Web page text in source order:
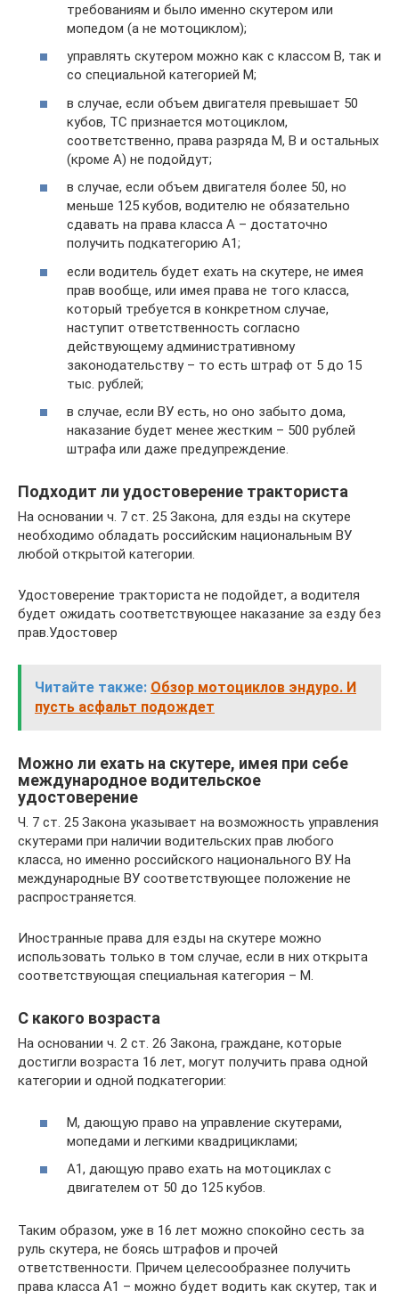
требованиям и было именно скутером или
мопедом (а не мотоциклом);
управлять скутером можно как с классом B, так и
со специальной категорией M;
в случае, если объем двигателя превышает 50
кубов, ТС признается мотоциклом,
соответственно, права разряда M, B и остальных
(кроме A) не подойдут;
в случае, если объем двигателя более 50, но
меньше 125 кубов, водителю не обязательно
сдавать на права класса A – достаточно
получить подкатегорию A1;
если водитель будет ехать на скутере, не имея
прав вообще, или имея права не того класса,
который требуется в конкретном случае,
наступит ответственность согласно
действующему административному
законодательству – то есть штраф от 5 до 15
тыс. рублей;
в случае, если ВУ есть, но оно забыто дома,
наказание будет менее жестким – 500 рублей
штрафа или даже предупреждение.
Подходит ли удостоверение тракториста
На основании ч. 7 ст. 25 Закона, для езды на скутере
необходимо обладать российским национальным ВУ
любой открытой категории.
Удостоверение тракториста не подойдет, а водителя
будет ожидать соответствующее наказание за езду без
прав.Удостовер
Читайте также: Обзор мотоциклов эндуро. И
пусть асфальт подождет
Можно ли ехать на скутере, имея при себе
международное водительское
удостоверение
Ч. 7 ст. 25 Закона указывает на возможность управления
скутерами при наличии водительских прав любого
класса, но именно российского национального ВУ. На
международные ВУ соответствующее положение не
распространяется.
Иностранные права для езды на скутере можно
использовать только в том случае, если в них открыта
соответствующая специальная категория – M.
С какого возраста
На основании ч. 2 ст. 26 Закона, граждане, которые
достигли возраста 16 лет, могут получить права одной
категории и одной подкатегории:
M, дающую право на управление скутерами,
мопедами и легкими квадрициклами;
A1, дающую право ехать на мотоциклах с
двигателем от 50 до 125 кубов.
Таким образом, уже в 16 лет можно спокойно сесть за
руль скутера, не боясь штрафов и прочей
ответственности. Причем целесообразнее получить
права класса A1 – можно будет водить как скутер, так и